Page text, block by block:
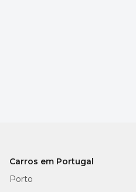
Carros em Portugal
Porto